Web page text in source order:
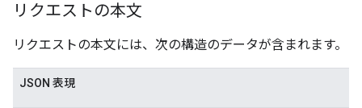
リクエストの本文
リクエストの本文には、次の構造のデータが含まれます。
JSON 表現